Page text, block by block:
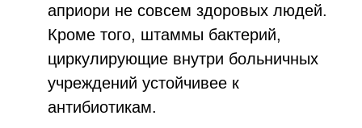
априори не совсем здоровых людей.
Кроме того, штаммы бактерий,
циркулирующие внутри больничных
учреждений устойчивее к
антибиотикам.